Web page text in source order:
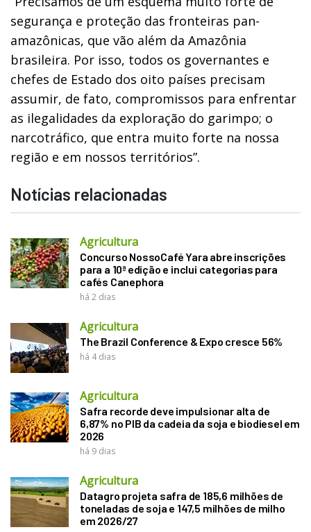
segurança e proteção das fronteiras pan-
amazônicas, que vão além da Amazônia
brasileira. Por isso, todos os governantes e
chefes de Estado dos oito países precisam
assumir, de fato, compromissos para enfrentar
as ilegalidades da exploração do garimpo; o
narcotráfico, que entra muito forte na nossa
região e em nossos territórios”.
Notícias relacionadas
Agricultura
Concurso NossoCafé Yara abre inscrições
para a 10ª edição e inclui categorias para
cafés Canephora
há 2 dias
Agricultura
The Brazil Conference & Expo cresce 56%
há 4 dias
Agricultura
Safra recorde deve impulsionar alta de
6,87% no PIB da cadeia da soja e biodiesel em
2026
há 9 dias
Agricultura
Datagro projeta safra de 185,6 milhões de
toneladas de soja e 147,5 milhões de milho
em 2026/27